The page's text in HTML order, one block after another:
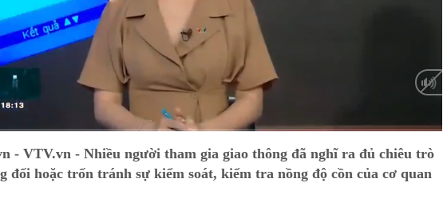
- VTV.vn - Nhiều người tham gia giao thông đã nghĩ ra đủ chiêu trò
đối hoặc trốn tránh sự kiểm soát, kiểm tra nồng độ cồn của cơ quan